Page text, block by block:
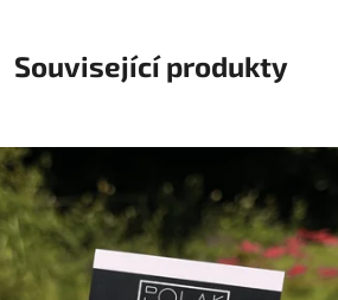
Související produkty